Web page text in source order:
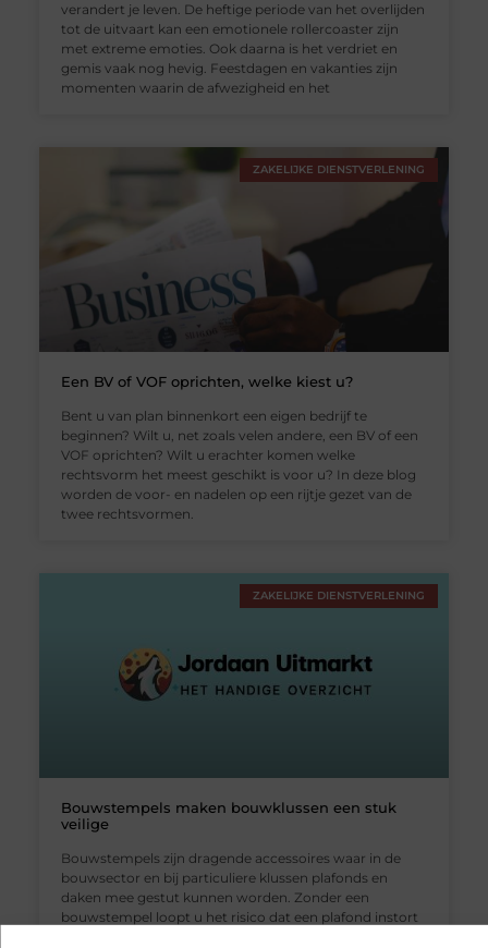
verandert je leven. De heftige periode van het overlijden
tot de uitvaart kan een emotionele rollercoaster zijn
met extreme emoties. Ook daarna is het verdriet en
gemis vaak nog hevig. Feestdagen en vakanties zijn
momenten waarin de afwezigheid en het
ZAKELIJKE DIENSTVERLENING
Een BV of VOF oprichten, welke kiest u?
Bent u van plan binnenkort een eigen bedrijf te
beginnen? Wilt u, net zoals velen andere, een BV of een
VOF oprichten? Wilt u erachter komen welke
rechtsvorm het meest geschikt is voor u? In deze blog
worden de voor- en nadelen op een rijtje gezet van de
twee rechtsvormen.
ZAKELIJKE DIENSTVERLENING
Bouwstempels maken bouwklussen een stuk
veilige
Bouwstempels zijn dragende accessoires waar in de
bouwsector en bij particuliere klussen plafonds en
daken mee gestut kunnen worden. Zonder een
bouwstempel loopt u het risico dat een plafond instort